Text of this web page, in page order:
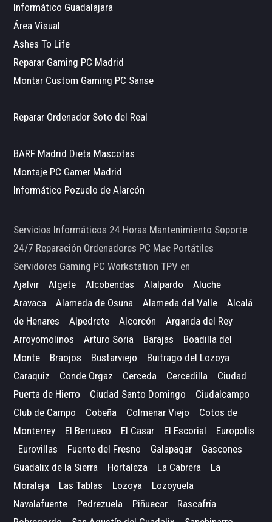
Informático Guadalajara
Área Visual
Ashes To Life
Reparar Gaming PC Madrid
Montar Custom Gaming PC Sanse
Reparar Ordenador Soto del Real
BARF Madrid Dieta Mascotas
Montaje PC Gamer Madrid
Informático Pozuelo de Alarcón
Servicios Informáticos 24 Horas Mantenimiento Soporte
24/7 Reparación Ordenadores PC Mac Portátiles
Servidores Gaming PC Workstation TPV en
Ajalvir
Algete Alcobendas Alalpardo
Aluche
Aravaca
Alameda de Osuna Alameda del Valle
Alcalá
de Henares
Alpedrete Alcorcón
Arganda del Rey
Arroyomolinos
Arturo Soria Barajas
Boadilla del
Monte
Braojos Bustarviejo
Buitrago del Lozoya
Caraquiz
Conde Orgaz Cerceda Cercedilla
Ciudad
Puerta de Hierro
Ciudad Santo Domingo
Ciudalcampo
Club de Campo
Cobeña Colmenar Viejo
Cotos de
Monterrey
El Berrueco El Casar El Escorial
Europolis
Eurovillas
Fuente del Fresno Galapagar
Gascones
Guadalix de la Sierra
Hortaleza La Cabrera
La
Moraleja
Las Tablas Lozoya
Lozoyuela
Navalafuente
Pedrezuela Piñuecar
Rascafría